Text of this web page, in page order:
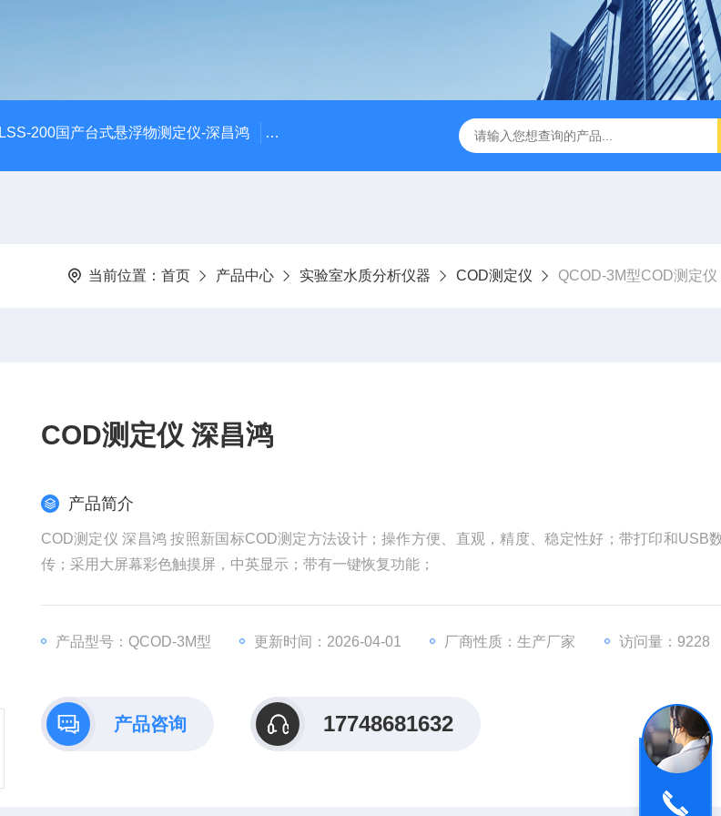
LSS-200国产台式悬浮物测定仪-深昌鸿 QCOD-3E型深昌鸿 实用型COD测定仪 CHCM-101型CODMn测
当前位置： 首页 产品中心 实验室水质分析仪器 COD测定仪 QCOD-3M型COD测定仪
COD测定仪 深昌鸿
产品简介
COD测定仪 深昌鸿 按照新国标COD测定方法设计；操作方便、直观，精度、稳定性好；带打印和USB
传；采用大屏幕彩色触摸屏，中英显示；带有一键恢复功能；
产品型号：QCOD-3M型 更新时间：2026-04-01 厂商性质：生产厂家 访问量：9228
产品咨询 17748681632